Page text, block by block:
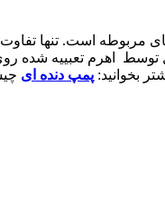
تنها
اهرم تعبییه شده
بخوانید: پمپ دنده ای